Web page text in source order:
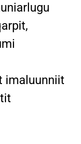
imaluunniit